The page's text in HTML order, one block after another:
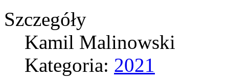
Szczegóły
Kamil Malinowski
Kategoria: 2021